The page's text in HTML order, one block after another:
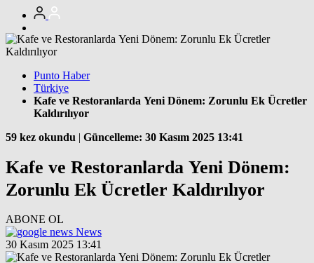
Punto Haber
Türkiye
Kafe ve Restoranlarda Yeni Dönem: Zorunlu Ek Ücretler
Kaldırılıyor
59 kez okundu | Güncelleme: 30 Kasım 2025 13:41
Kafe ve Restoranlarda Yeni Dönem:
Zorunlu Ek Ücretler Kaldırılıyor
ABONE OL
News
30 Kasım 2025 13:41